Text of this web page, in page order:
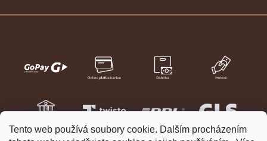
Tento web používá soubory cookie. Dalším procházením